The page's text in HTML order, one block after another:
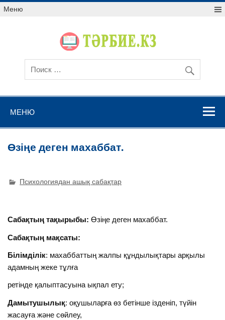
Меню
МЕНЮ
Өзіңе деген махаббат.
Психологиядан ашық сабақтар
Сабақтың тақырыбы:Өзіңе деген махаббат.
Сабақтың мақсаты:
Білімділік: махаббаттың жалпы құндылықтары арқылы
адамның жеке тұлға
ретінде қалыптасуына ықпал ету;
Дамытушылық: оқушыларға өз бетінше ізденіп, түйін
жасауға және сөйлеу,